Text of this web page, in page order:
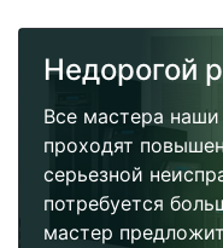
Недорогой
Все мастера
проходят
серьезной
потребуется
мастер